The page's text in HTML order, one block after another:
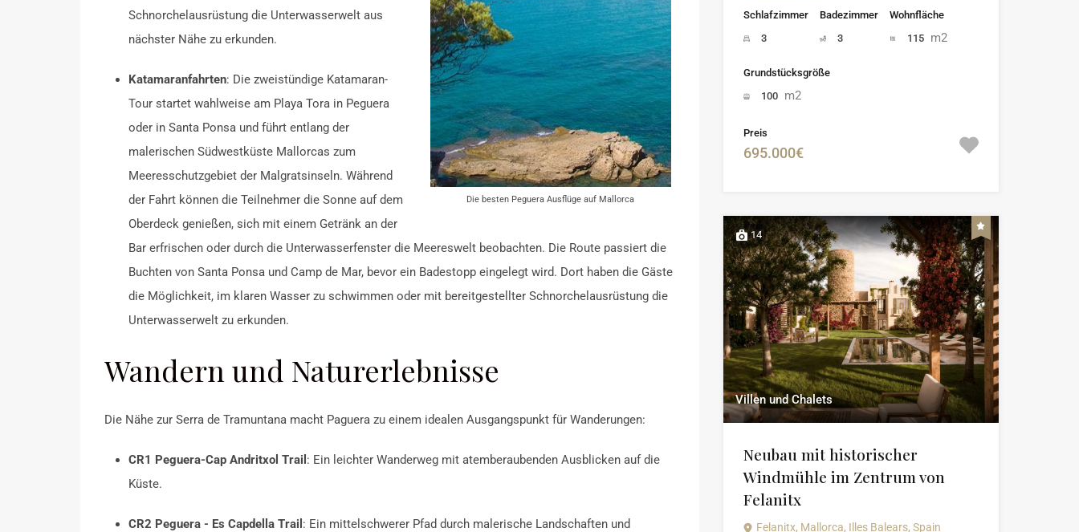
Die besten Peguera Ausflüge auf Mallorca
Schnorchelausrüstung die Unterwasserwelt aus
nächster Nähe zu erkunden.
Katamaranfahrten: Die zweistündige Katamaran-
Tour startet wahlweise am Playa Tora in Peguera
oder in Santa Ponsa und führt entlang der
malerischen Südwestküste Mallorcas zum
Meeresschutzgebiet der Malgratsinseln. Während
der Fahrt können die Teilnehmer die Sonne auf dem
Oberdeck genießen, sich mit einem Getränk an der
Bar erfrischen oder durch die Unterwasserfenster die Meereswelt beobachten. Die Route passiert die
Buchten von Santa Ponsa und Camp de Mar, bevor ein Badestopp eingelegt wird. Dort haben die Gäste
die Möglichkeit, im klaren Wasser zu schwimmen oder mit bereitgestellter Schnorchelausrüstung die
Unterwasserwelt zu erkunden.
Wandern und Naturerlebnisse
Die Nähe zur Serra de Tramuntana macht Paguera zu einem idealen Ausgangspunkt für Wanderungen:
CR1 Peguera-Cap Andritxol Trail : Ein leichter Wanderweg mit atemberaubenden Ausblicken auf die
Küste.
CR2 Peguera - Es Capdella Trail : Ein mittelschwerer Pfad durch malerische Landschaften und
Schlafzimmer
3
Badezimmer
3
Wohnfläche
115 m2
Grundstücksgröße
100 m2
Preis
695.000€
14
Villen und Chalets
Neubau mit historischer
Windmühle im Zentrum von
Felanitx
Felanitx, Mallorca, Illes Balears, Spain